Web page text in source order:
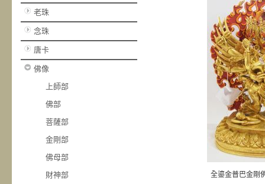
老珠
念珠
唐卡
佛像
上師部
佛部
菩薩部
金剛部
佛母部
財神部
全鎏金普巴金剛